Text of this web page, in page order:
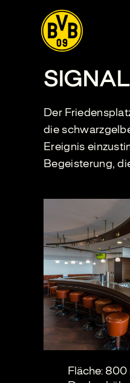
Der
die
Ereignis
Begeisterung,
Fläche: 800